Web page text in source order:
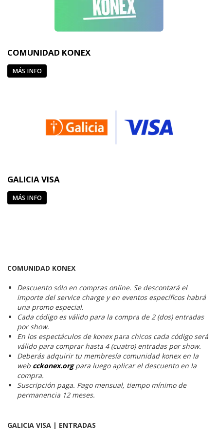
COMUNIDAD KONEX
MÁS INFO
GALICIA VISA
MÁS INFO
COMUNIDAD KONEX
Descuento sólo en compras online. Se descontará el
importe del service charge y en eventos específicos habrá
una promo especial.
Cada código es válido para la compra de 2 (dos) entradas
por show.
En los espectáculos de konex para chicos cada código será
válido para comprar hasta 4 (cuatro) entradas por show.
Deberás adquirir tu membresía comunidad konex en la
web cckonex.org para luego aplicar el descuento en la
compra.
Suscripción paga. Pago mensual, tiempo mínimo de
permanencia 12 meses.
GALICIA VISA | ENTRADAS